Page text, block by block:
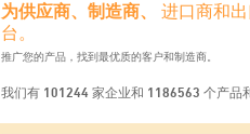
为供应商、制造商、
进口商和
台。
推广您的产品，找到最优质的客户和制造商。
我们有 101244 家企业和 1186563 个产品